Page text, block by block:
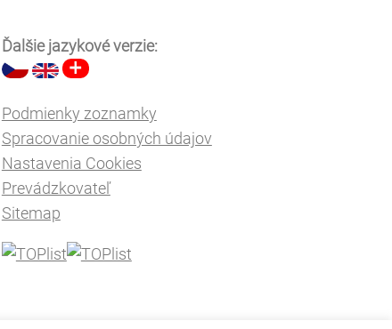
Ďalšie jazykové verzie:
Podmienky zoznamky
Spracovanie osobných údajov
Nastavenia Cookies
Prevádzkovateľ
Sitemap